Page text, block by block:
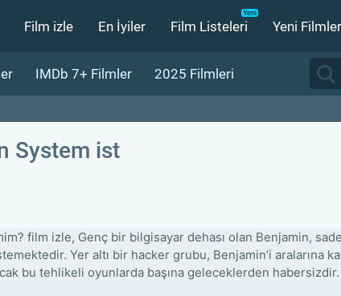
Film izle En İyiler Film Listeleri Yeni Filmler
IMDb 7+ Filmler 2025 Filmleri
System ist
film izle, Genç bir bilgisayar dehası olan Benjamin,
Yer altı bir hacker grubu, Benjamin’i aralarına
bu tehlikeli oyunlarda başına geleceklerden habersizdir.